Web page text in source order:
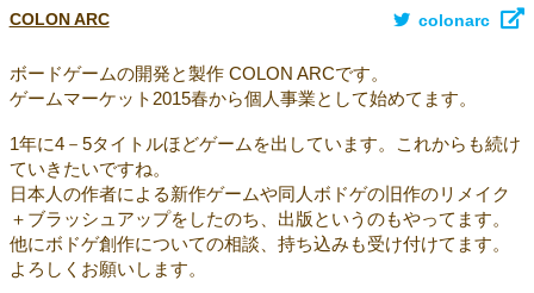
COLON ARC colonarc
ボードゲームの開発と製作 COLON ARCです。
ゲームマーケット2015春から個人事業として始めてます。
1年に4－5タイトルほどゲームを出しています。これからも続け
ていきたいですね。
日本人の作者による新作ゲームや同人ボドゲの旧作のリメイク
＋ブラッシュアップをしたのち、出版というのもやってます。
他にボドゲ創作についての相談、持ち込みも受け付けてます。
よろしくお願いします。